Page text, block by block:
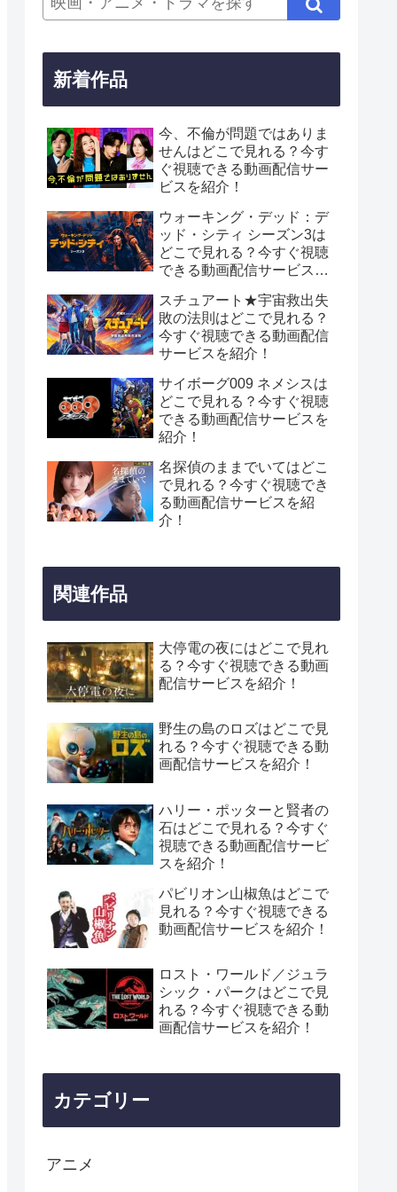
新着作品
今、不倫が問題ではありま
せんはどこで見れる？今す
ぐ視聴できる動画配信サー
ビスを紹介！
ウォーキング・デッド：デ
ッド・シティ シーズン3は
どこで見れる？今すぐ視聴
できる動画配信サービスを
スチュアート★宇宙救出失
敗の法則はどこで見れる？
今すぐ視聴できる動画配信
サービスを紹介！
サイボーグ009 ネメシスは
どこで見れる？今すぐ視聴
できる動画配信サービスを
紹介！
名探偵のままでいてはどこ
で見れる？今すぐ視聴でき
る動画配信サービスを紹
介！
関連作品
大停電の夜にはどこで見れ
る？今すぐ視聴できる動画
配信サービスを紹介！
野生の島のロズはどこで見
れる？今すぐ視聴できる動
画配信サービスを紹介！
ハリー・ポッターと賢者の
石はどこで見れる？今すぐ
視聴できる動画配信サービ
スを紹介！
パビリオン山椒魚はどこで
見れる？今すぐ視聴できる
動画配信サービスを紹介！
ロスト・ワールド／ジュラ
シック・パークはどこで見
れる？今すぐ視聴できる動
画配信サービスを紹介！
カテゴリー
アニメ